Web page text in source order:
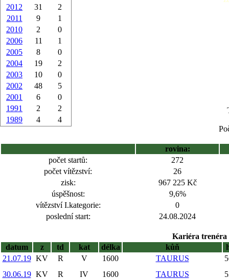
2012
31
2
2011
9
1
2010
2
0
2006
11
1
2005
8
0
2004
19
2
2003
10
0
2002
48
5
2001
6
0
1991
2
2
1989
4 4
rovina:
počet startů:
272
počet vítězství:
26
zisk:
967 225 Kč
úspěšnost:
9,6%
vítězství I.kategorie:
0
poslední start:
24.08.2024
Kariéra trenéra
datum
z td kat délka kůň
21.07.19 KV R V 1600 TAURUS
30.06.19 KV R IV 1600 TAURUS